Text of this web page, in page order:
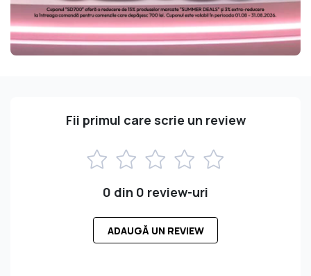
Fii primul care scrie un review
0 din 0 review-uri
ADAUGĂ UN REVIEW